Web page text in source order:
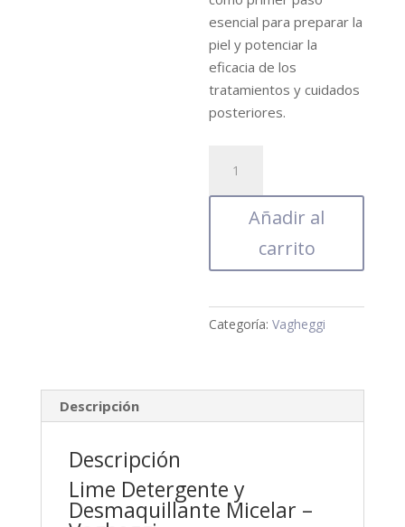
esencial para preparar la
piel y potenciar la
eficacia de los
tratamientos y cuidados
posteriores.
Detergente
y
Desmaquillante
-
Añadir al
carrito
Categoría:Vagheggi
Descripción
Descripción
Lime Detergente y
Desmaquillante Micelar –